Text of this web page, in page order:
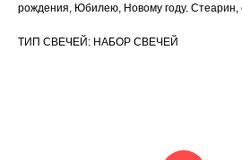
рождения, Юбилею, Новому году. Стеарин,
ТИП СВЕЧЕЙ: НАБОР СВЕЧЕЙ